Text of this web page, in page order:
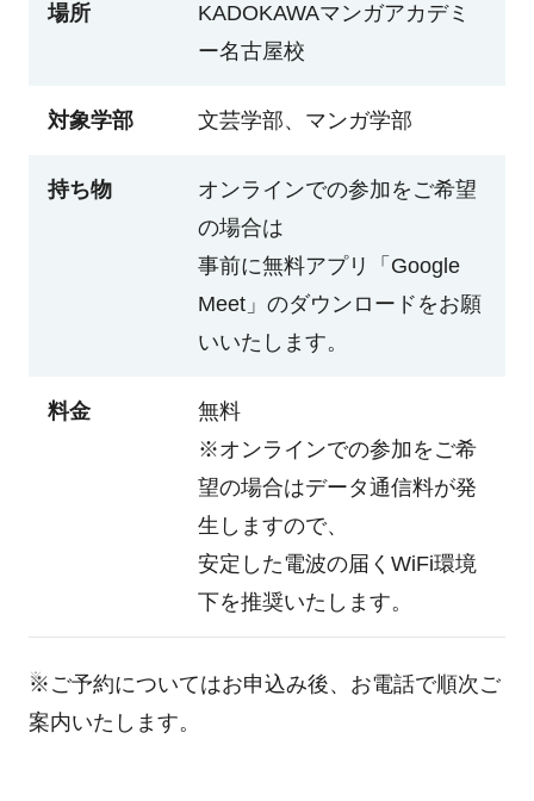
場所
KADOKAWAマンガアカデミ
ー名古屋校
対象学部 文芸学部、マンガ学部
持ち物
オンラインでの参加をご希望
の場合は
事前に無料アプリ「Google
Meet」のダウンロードをお願
いいたします。
料金
無料
※オンラインでの参加をご希
望の場合はデータ通信料が発
生しますので、
安定した電波の届くWiFi環境
下を推奨いたします。
※ご予約についてはお申込み後、お電話で順次ご
案内いたします。